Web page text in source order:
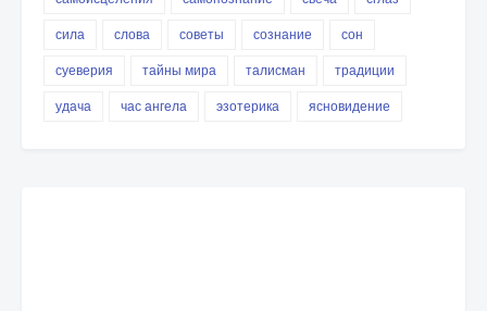
сила
слова советы сознание
сон
суеверия
тайны мира талисман
традиции
удача
час ангела эзотерика ясновидение